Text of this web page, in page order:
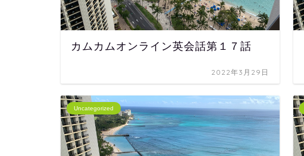
カムカムオンライン英会話第１７話
2022年3月29日
Uncategorized